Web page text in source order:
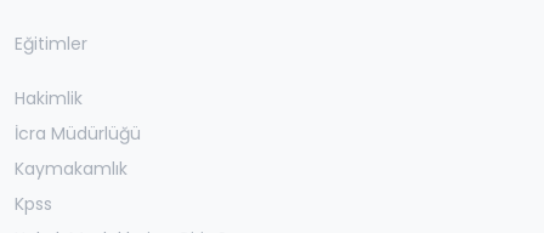
Eğitimler
Hakimlik
İcra Müdürlüğü
Kaymakamlık
Kpss